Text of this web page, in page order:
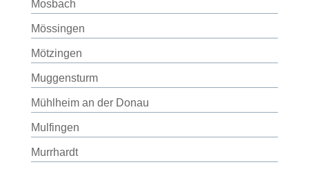
Mosbach
Mössingen
Mötzingen
Muggensturm
Mühlheim an der Donau
Mulfingen
Murrhardt